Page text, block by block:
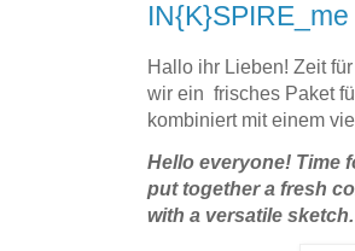
Hallo ihr Lieben! Zeit
wir ein frisches Paket
kombiniert mit einem
Hello everyone! Time
put together a fresh
with a versatile